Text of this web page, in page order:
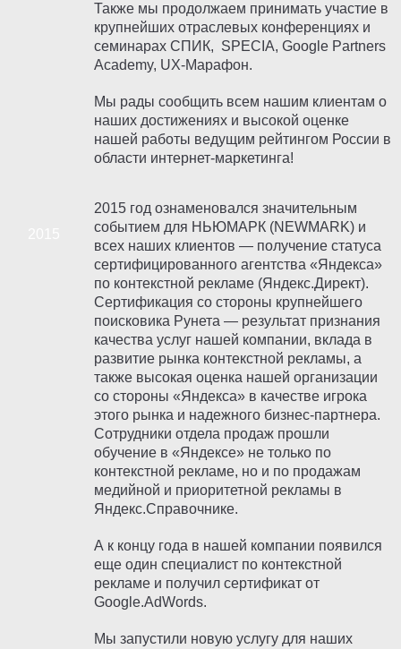
Также мы продолжаем принимать участие в
крупнейших отраслевых конференциях и
семинарах СПИК, SPECIA, Google Partners
Academy, UX-Марафон.
Мы рады сообщить всем нашим клиентам о
наших достижениях и высокой оценке
нашей работы ведущим рейтингом России в
области интернет-маркетинга!
2015 год ознаменовался значительным
событием для НЬЮМАРК (NEWMARK) и
всех наших клиентов — получение статуса
сертифицированного агентства «Яндекса»
по контекстной рекламе (Яндекс.Директ).
Сертификация со стороны крупнейшего
поисковика Рунета — результат признания
качества услуг нашей компании, вклада в
развитие рынка контекстной рекламы, а
также высокая оценка нашей организации
со стороны «Яндекса» в качестве игрока
этого рынка и надежного бизнес-партнера.
Сотрудники отдела продаж прошли
обучение в «Яндексе» не только по
контекстной рекламе, но и по продажам
медийной и приоритетной рекламы в
Яндекс.Справочнике.
А к концу года в нашей компании появился
еще один специалист по контекстной
рекламе и получил сертификат от
Google.AdWords.
Мы запустили новую услугу для наших